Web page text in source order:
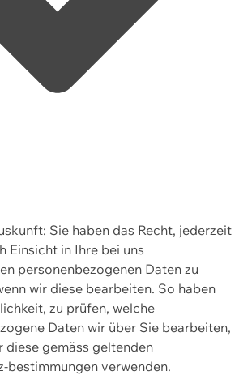
Sie haben das Recht, jederzeit
Einsicht in Ihre bei uns
personenbezogenen Daten zu
wir diese bearbeiten. So haben
zu prüfen, welche
Daten wir über Sie bearbeiten,
diese gemäss geltenden
bestimmungen verwenden.